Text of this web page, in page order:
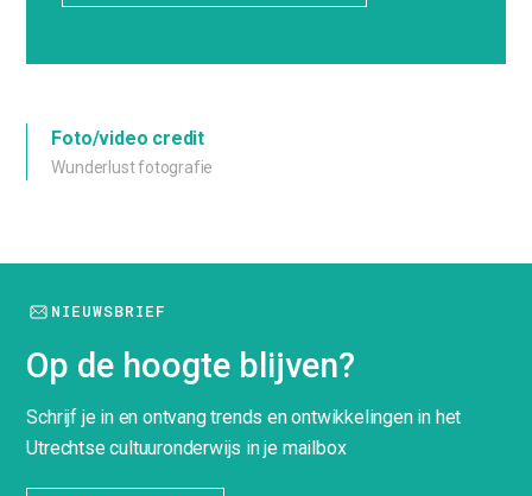
Foto/video credit
Wunderlust fotografie
NIEUWSBRIEF
Op de hoogte blijven?
Schrijf je in en ontvang trends en ontwikkelingen in het
Utrechtse cultuuronderwijs in je mailbox